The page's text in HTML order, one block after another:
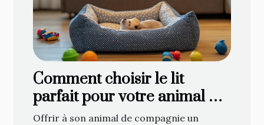
Comment choisir le lit
parfait pour votre animal de
compagnie
Offrir à son animal de compagnie un